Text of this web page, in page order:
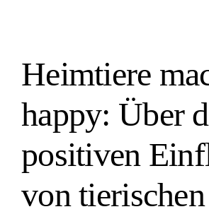
Heimtiere
happy: Über
positiven
von tierischen